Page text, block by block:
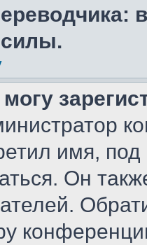
имя,
Он